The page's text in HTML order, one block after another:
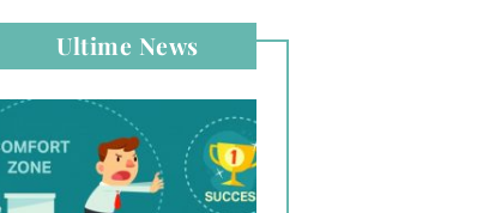
Ultime News